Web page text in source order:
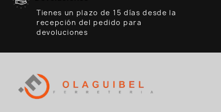
Tienes un plazo de 15 días desde la
recepción del pedido para
devoluciones